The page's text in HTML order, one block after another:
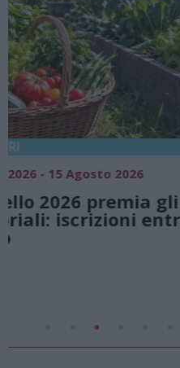
18 Luglio 2026 - 15 Agosto
Vivi l’estate a Villa
natura e
Lago di Lugano